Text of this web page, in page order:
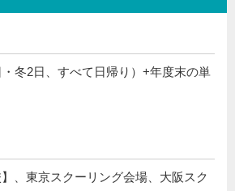
冬2日、すべて日帰り）+年度末の単
、東京スクーリング会場、大阪スク